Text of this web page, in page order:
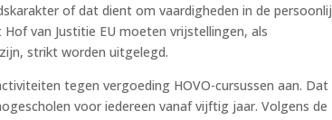
of dat dient om vaardigheden in de
van Justitie EU moeten vrijstellingen, als
strikt worden uitgelegd.
tegen vergoeding HOVO-cursussen aan. Dat
voor iedereen vanaf vijftig jaar. Volgens de